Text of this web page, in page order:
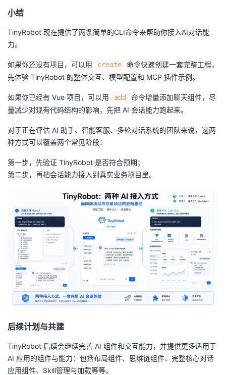
小结
TinyRobot 现在提供了两条简单的CLI命令来帮助你接入AI对话能
力。
如果你还没有项目，可以用 create
命令快速创建一套完整工程，
先体验 TinyRobot 的整体交互、模型配置和 MCP 插件示例。
如果你已经有 Vue 项目，可以用 add
命令增量添加聊天组件，尽
量减少对现有代码结构的影响，先把 AI 会话能力跑起来。
对于正在评估 AI 助手、智能客服、多轮对话系统的团队来说，这两
种方式可以覆盖两个常见阶段：
第一步，先验证 TinyRobot 是否符合预期；
第二步，再把会话能力接入到真实业务项目里。
后续计划与共建
TinyRobot 后续会继续完善 AI 组件和交互能力，并提供更多适用于
AI 应用的组件与能力：包括布局组件、思维链组件、完整核心对话
应用组件、Skill管理与加载等等。